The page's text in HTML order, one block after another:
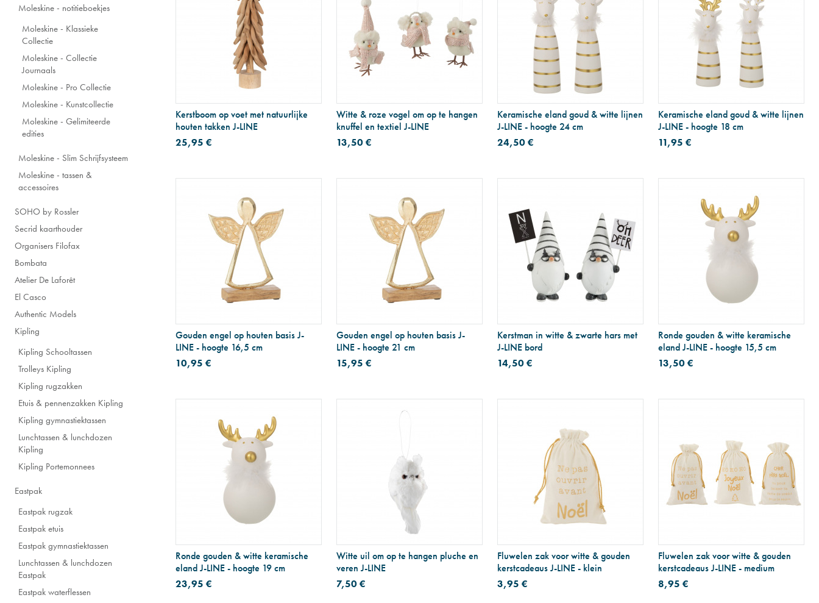
Moleskine - notitieboekjes
Moleskine - Klassieke
Collectie
Moleskine - Collectie
Journaals
Moleskine - Pro Collectie
Moleskine - Kunstcollectie
Moleskine - Gelimiteerde
edities
Moleskine - Slim Schrijfsysteem
Moleskine - tassen &
accessoires
SOHO by Rossler
Secrid kaarthouder
Organisers Filofax
Bombata
Atelier De Laforêt
El Casco
Authentic Models
Kipling
Kipling Schooltassen
Trolleys Kipling
Kipling rugzakken
Etuis & pennenzakken Kipling
Kipling gymnastiektassen
Lunchtassen & lunchdozen
Kipling
Kipling Portemonnees
Eastpak
Eastpak rugzak
Eastpak etuis
Eastpak gymnastiektassen
Lunchtassen & lunchdozen
Eastpak
Eastpak waterflessen
Kerstboom op voet met natuurlijke
houten takken J-LINE
25,95 €
Witte & roze vogel om op te hangen
knuffel en textiel J-LINE
13,50 €
Keramische eland goud & witte lijnen
J-LINE - hoogte 24 cm
24,50 €
Keramische eland goud & witte lijnen
J-LINE - hoogte 18 cm
11,95 €
Gouden engel op houten basis J-
LINE - hoogte 16,5 cm
10,95 €
Gouden engel op houten basis J-
LINE - hoogte 21 cm
15,95 €
Kerstman in witte & zwarte hars met
J-LINE bord
14,50 €
Ronde gouden & witte keramische
eland J-LINE - hoogte 15,5 cm
13,50 €
Ronde gouden & witte keramische
eland J-LINE - hoogte 19 cm
23,95 €
Witte uil om op te hangen pluche en
veren J-LINE
7,50 €
Fluwelen zak voor witte & gouden
kerstcadeaus J-LINE - klein
3,95 €
Fluwelen zak voor witte & gouden
kerstcadeaus J-LINE - medium
8,95 €